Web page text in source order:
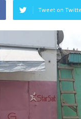
Tweet on